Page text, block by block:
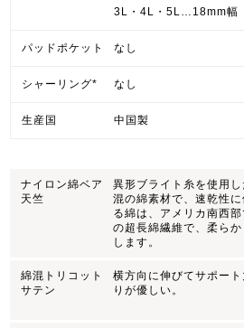
3L・4L・5L…18mm幅
パッドポケット なし
シャーリング* なし
生産国 中国製
ナイロン綿ベア
天竺
異形ブライト糸を使用
混の綿素材で、速乾性
る綿は、アメリカ南西
の超長綿繊維で、柔ら
します。
綿混トリコット
サテン
横方向に伸びてサポー
りが優しい。